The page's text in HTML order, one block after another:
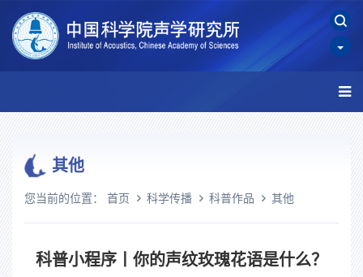
其他
您当前的位置： 首页 科学传播 科普作品 其他
科普小程序丨你的声纹玫瑰花语是什么？